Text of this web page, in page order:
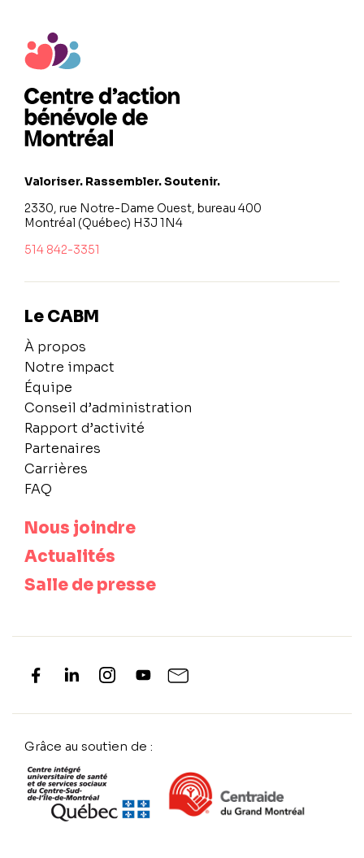
Valoriser. Rassembler. Soutenir.
2330, rue Notre-Dame Ouest, bureau 400
Montréal (Québec) H3J 1N4
514 842-3351
Le CABM
À propos
Notre impact
Équipe
Conseil d’administration
Rapport d’activité
Partenaires
Carrières
FAQ
Nous joindre
Actualités
Salle de presse
Grâce au soutien de :